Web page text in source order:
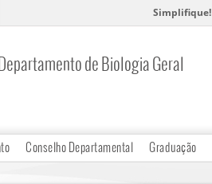
Simplifique!
de Biologia Geral
Conselho Departamental Graduação